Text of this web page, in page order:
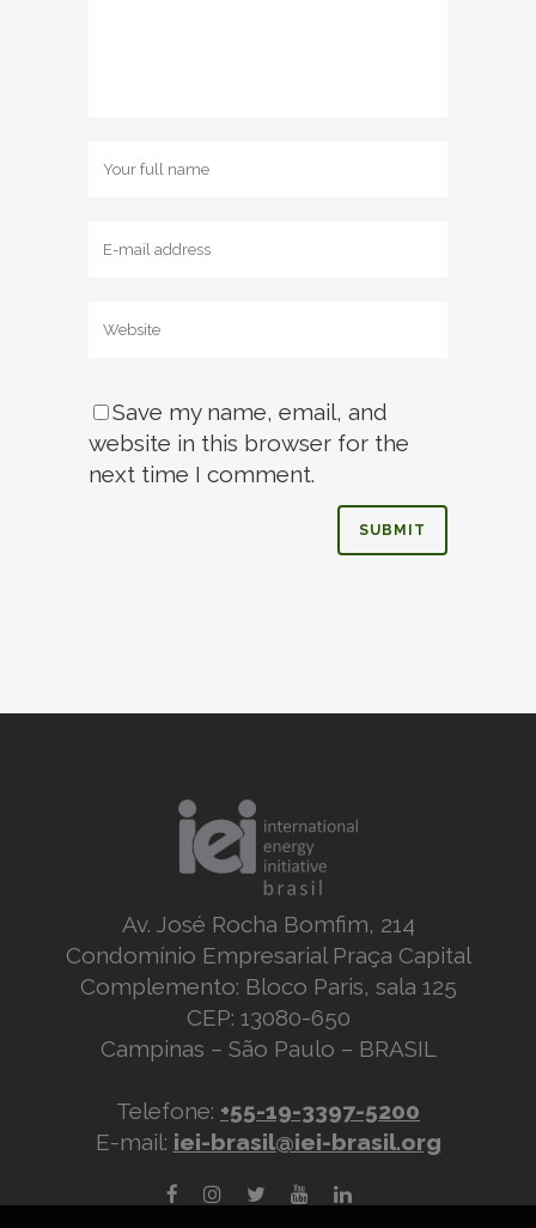
Save my name, email, and
website in this browser for the
next time I comment.
Av. José Rocha Bomfim, 214
Condomínio Empresarial Praça Capital
Complemento: Bloco Paris, sala 125
CEP: 13080-650
Campinas – São Paulo – BRASIL
Telefone: +55-19-3397-5200
E-mail: iei-brasil@iei-brasil.org